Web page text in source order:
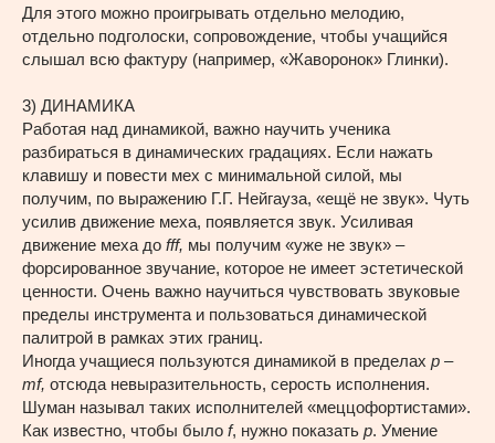
Для этого можно проигрывать отдельно мелодию,
отдельно подголоски, сопровождение, чтобы учащийся
слышал всю фактуру (например, «Жаворонок» Глинки).
3) ДИНАМИКА
Работая над динамикой, важно научить ученика
разбираться в динамических градациях. Если нажать
клавишу и повести мех с минимальной силой, мы
получим, по выражению Г.Г. Нейгауза, «ещё не звук». Чуть
усилив движение меха, появляется звук. Усиливая
движение меха до fff, мы получим «уже не звук» –
форсированное звучание, которое не имеет эстетической
ценности. Очень важно научиться чувствовать звуковые
пределы инструмента и пользоваться динамической
палитрой в рамках этих границ.
Иногда учащиеся пользуются динамикой в пределах p –
mf, отсюда невыразительность, серость исполнения.
Шуман называл таких исполнителей «меццофортистами».
Как известно, чтобы было f, нужно показать p. Умение